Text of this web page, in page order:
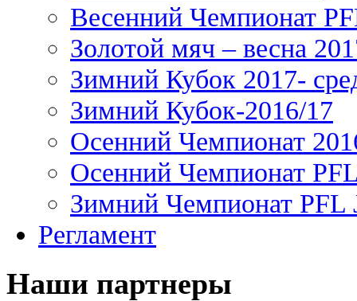
Весенний Чемпионат
Золотой мяч – весна
Зимний Кубок 2017-
Зимний Кубок-2016/17
Осенний Чемпионат
Осенний Чемпионат
Зимний Чемпионат PFL
Регламент
Наши партнеры